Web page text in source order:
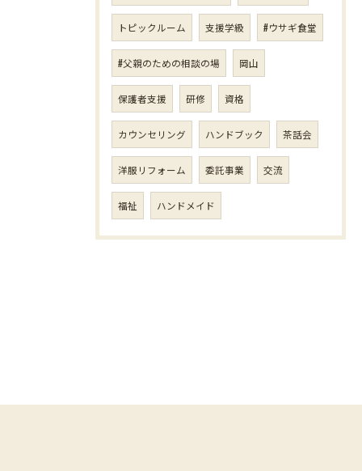
トピックルーム 支援学級 #ウサギ食堂
#父親のための相談の場 岡山
保護者支援 研修 資格
カウンセリング ハンドブック 茶話会
洋服リフォーム 委託事業 交流
福祉 ハンドメイド